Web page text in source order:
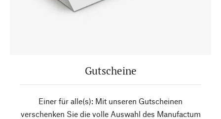
Gutscheine
Einer für alle(s): Mit unseren Gutscheinen
verschenken Sie die volle Auswahl des Manufactum